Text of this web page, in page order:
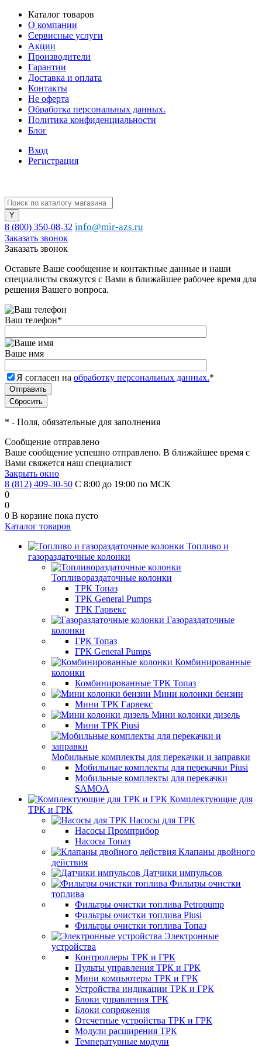
Каталог товаров
О компании
Сервисные услуги
Акции
Производители
Гарантии
Доставка и оплата
Контакты
Не оферта
Обработка персональных данных.
Политика конфиденциальности
Блог
Вход
Регистрация
8 (800) 350-08-32 info@mir-azs.ru
Заказать звонок
Заказать звонок
Оставьте Ваше сообщение и контактные данные и наши
специалисты свяжутся с Вами в ближайшее рабочее время для
решения Вашего вопроса.
Ваш телефон*
Ваше имя
Я согласен на обработку персональных данных.*
* - Поля, обязательные для заполнения
Сообщение отправлено
Ваше сообщение успешно отправлено. В ближайшее время с
Вами свяжется наш специалист
Закрыть окно
8 (812) 409-30-50 С 8:00 до 19:00 по МСК
0
0
0 В корзине пока пусто
Каталог товаров
Топливо и
газораздаточные колонки
Топливораздаточные колонки
ТРК Топаз
ТРК General Pumps
ТРК Гарвекс
Газораздаточные
колонки
ГРК Топаз
ГРК General Pumps
Комбинированные
колонки
Комбинированные ТРК Топаз
Мини колонки бензин
Мини ТРК Гарвекс
Мини колонки дизель
Мини ТРК Piusi
Мобильные комплекты для перекачки и заправки
Мобильные комплекты для перекачки Piusi
Мобильные комплекты для перекачки
SAMOA
Комплектующие для
ТРК и ГРК
Насосы для ТРК
Насосы Промприбор
Насосы Топаз
Клапаны двойного
действия
Датчики импульсов
Фильтры очистки
топлива
Фильтры очистки топлива Petropump
Фильтры очистки топлива Piusi
Фильтры очистки топлива Топаз
Электронные
устройства
Контроллеры ТРК и ГРК
Пульты управления ТРК и ГРК
Мини компьютеры ТРК и ГРК
Устройства индикации ТРК и ГРК
Блоки управления ТРК
Блоки сопряжения
Отсчетные устройства ТРК и ГРК
Модули расширения ТРК
Температурные модули